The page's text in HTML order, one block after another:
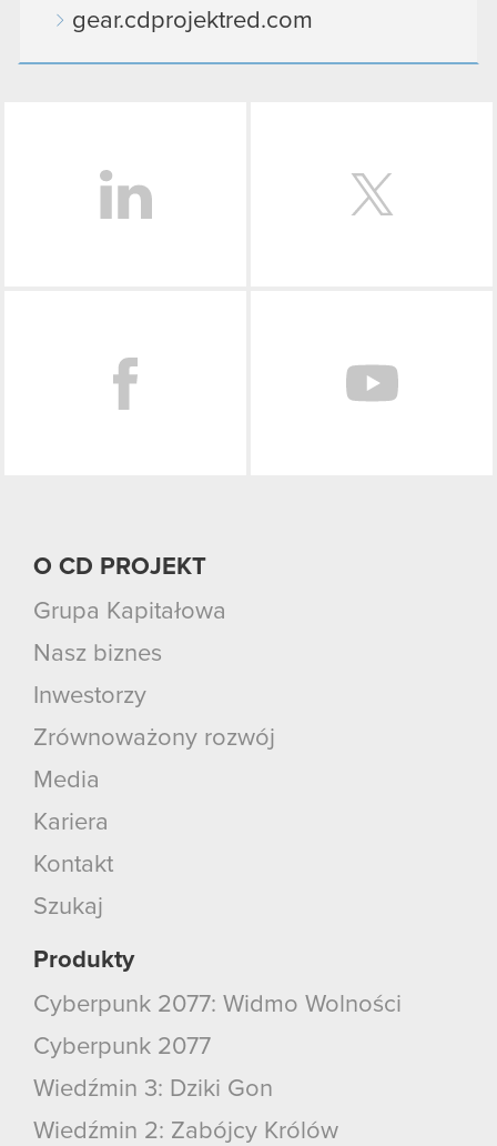
gear.cdprojektred.com
O CD PROJEKT
Grupa Kapitałowa
Nasz biznes
Inwestorzy
Zrównoważony rozwój
Media
Kariera
Kontakt
Szukaj
Produkty
Cyberpunk 2077: Widmo Wolności
Cyberpunk 2077
Wiedźmin 3: Dziki Gon
Wiedźmin 2: Zabójcy Królów